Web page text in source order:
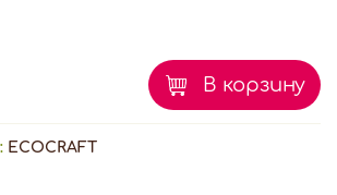
В корзину
ECOCRAFT